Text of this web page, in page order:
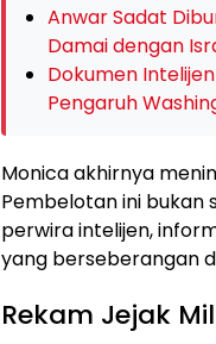
Anwar Sadat
Damai dengan
Dokumen
Pengaruh
Monica akhirnya
Pembelotan ini bukan
perwira intelijen,
yang berseberangan
Rekam Jejak